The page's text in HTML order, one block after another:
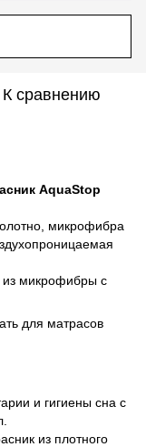
К сравнению
AquaStop
микрофибра
микрофибры с
для матрасов
и гигиены сна с
из плотного